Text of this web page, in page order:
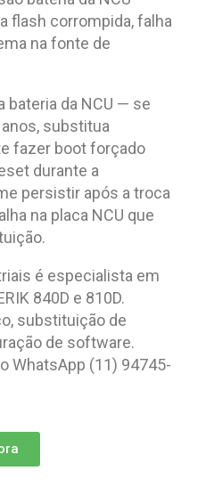
flash corrompida, falha
na fonte de
bateria da NCU — se
substitua
fazer boot forçado
durante a
persistir após a troca
na placa NCU que
é especialista em
840D e 810D.
substituição de
de software.
WhatsApp (11) 94745-